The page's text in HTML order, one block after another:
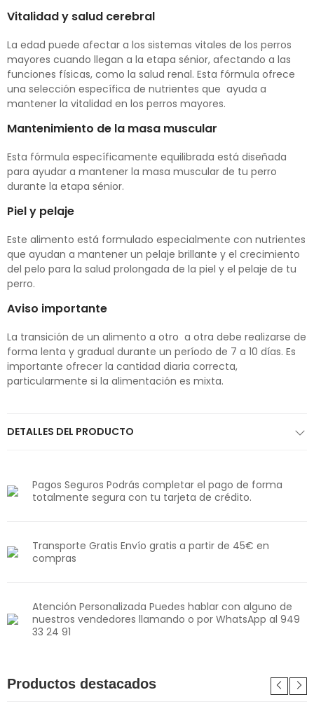
Vitalidad y salud cerebral
La edad puede afectar a los sistemas vitales de los perros
mayores cuando llegan a la etapa sénior, afectando a las
funciones físicas, como la salud renal. Esta fórmula ofrece
una selección específica de nutrientes que ayuda a
mantener la vitalidad en los perros mayores.
Mantenimiento de la masa muscular
Esta fórmula específicamente equilibrada está diseñada
para ayudar a mantener la masa muscular de tu perro
durante la etapa sénior.
Piel y pelaje
Este alimento está formulado especialmente con nutrientes
que ayudan a mantener un pelaje brillante y el crecimiento
del pelo para la salud prolongada de la piel y el pelaje de tu
perro.
Aviso importante
La transición de un alimento a otro a otra debe realizarse de
forma lenta y gradual durante un período de 7 a 10 días. Es
importante ofrecer la cantidad diaria correcta,
particularmente si la alimentación es mixta.
DETALLES DEL PRODUCTO
Pagos Seguros Podrás completar el pago de forma
totalmente segura con tu tarjeta de crédito.
Transporte Gratis Envío gratis a partir de 45€ en
compras
Atención Personalizada Puedes hablar con alguno de
nuestros vendedores llamando o por WhatsApp al 949
33 24 91
Productos destacados